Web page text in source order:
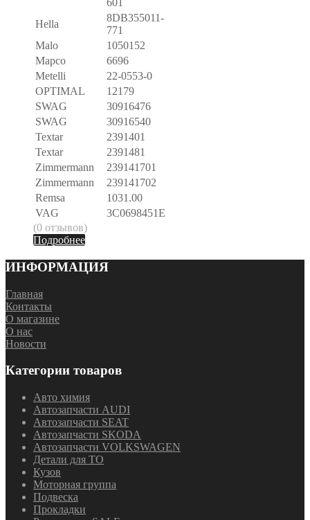
601
Hella
8DB355011-
771
Malo
1050152
Mapco
6696
Metelli
22-0553-0
OPTIMAL
12179
SWAG
30916476
SWAG
30916540
Textar
2391401
Textar
2391481
Zimmermann
239141701
Zimmermann
239141702
Remsa
1031.00
VAG
3C0698451E
(0 отзывов)
Подробнее
ИНФОРМАЦИЯ
Главная
Контакты
О магазине
О нас
Новости
Категории товаров
Авто химия
Автозапчасти AUDI
Автозапчасти SEAT
Автозапчасти SKODA
Автозапчасти VOLKSWAGEN
Детали для ТО
Кузов
Моторная группа
Подвеска
Прокладки